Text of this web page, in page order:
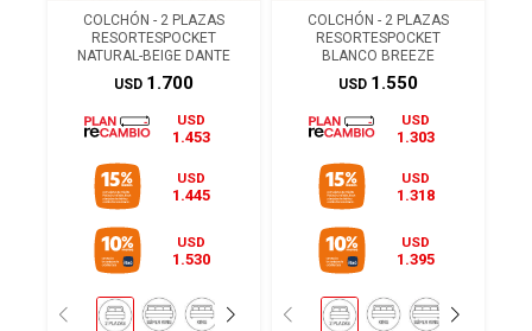
COLCHÓN - 2 PLAZAS
RESORTESPOCKET
NATURAL-BEIGE DANTE
USD 1.700
USD
1.453
USD
1.445
USD
1.530
COLCHÓN - 2 PLAZAS
RESORTESPOCKET
BLANCO BREEZE
USD 1.550
USD
1.303
USD
1.318
USD
1.395